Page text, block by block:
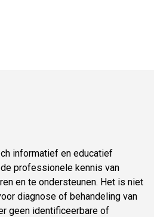
informatief en educatief
professionele kennis van
en te ondersteunen. Het is niet
diagnose of behandeling van
geen identificeerbare of